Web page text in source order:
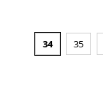
34 35